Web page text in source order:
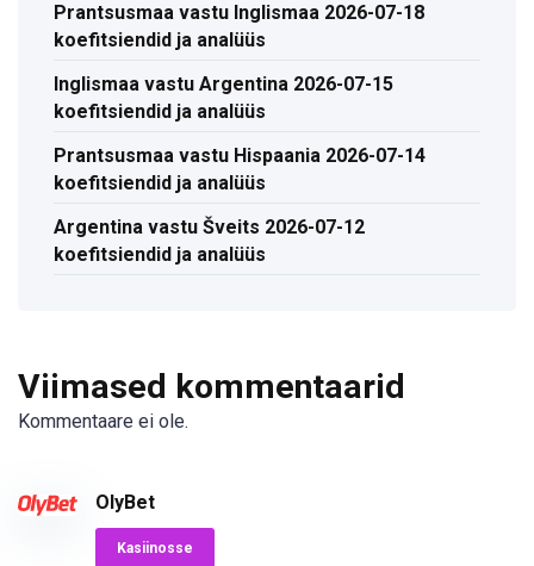
Prantsusmaa vastu Inglismaa 2026-07-18
koefitsiendid ja analüüs
Inglismaa vastu Argentina 2026-07-15
koefitsiendid ja analüüs
Prantsusmaa vastu Hispaania 2026-07-14
koefitsiendid ja analüüs
Argentina vastu Šveits 2026-07-12
koefitsiendid ja analüüs
Viimased kommentaarid
Kommentaare ei ole.
OlyBet
Kasiinosse